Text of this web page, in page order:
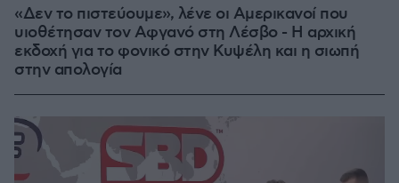
«Δεν το πιστεύουμε», λένε οι Αμερικανοί που
υιοθέτησαν τον Αφγανό στη Λέσβο - Η αρχική
εκδοχή για το φονικό στην Κυψέλη και η σιωπή
στην απολογία